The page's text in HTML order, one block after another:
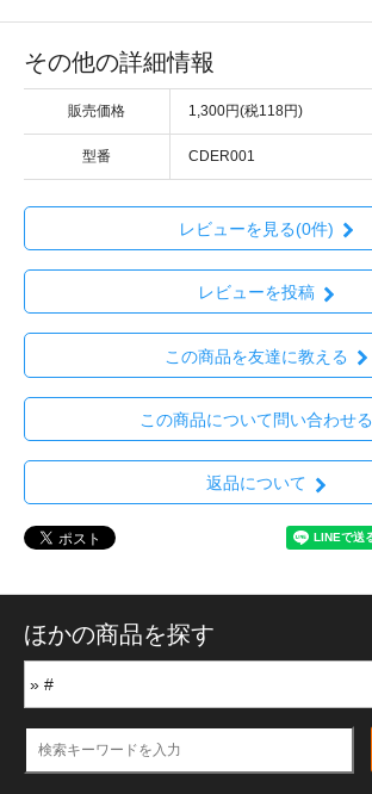
その他の詳細情報
販売価格 1,300円(税118円)
型番 CDER001
レビューを見る(0件)
レビューを投稿
この商品を友達に教える
この商品について問い合わせる
返品について
ほかの商品を探す